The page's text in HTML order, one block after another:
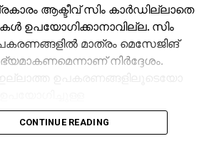
ആക്ടീവ് സിം കാര്‍ഡില്ലാതെ
ഉപയോഗിക്കാനാവില്ല. സിം
മാത്രം മെസേജിങ്
നിര്‍ദ്ദേശം.
ഉപകരണങ്ങളിലൂടെയോ
ആപ്പുകള്‍ പ്രവര്‍ത്തിപ്പിക്കുന്ന
തടയപ്പെടും.
CONTINUE READING